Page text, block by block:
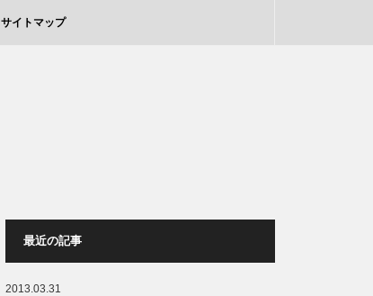
サイトマップ
最近の記事
2013.03.31